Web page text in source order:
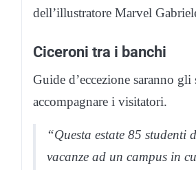
dell’illustratore Marvel
Ciceroni tra i banchi
Guide d’eccezione saranno
accompagnare i visitatori.
“Questa estate 85
vacanze ad un campus in